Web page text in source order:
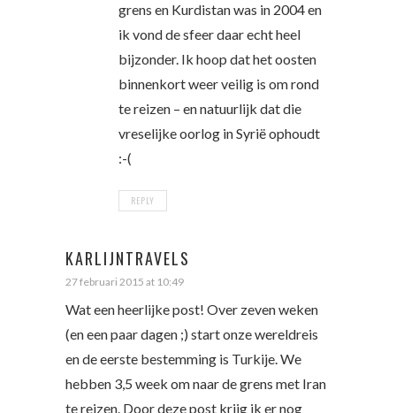
grens en Kurdistan was in 2004 en
ik vond de sfeer daar echt heel
bijzonder. Ik hoop dat het oosten
binnenkort weer veilig is om rond
te reizen – en natuurlijk dat die
vreselijke oorlog in Syrië ophoudt
:-(
REPLY
KARLIJNTRAVELS
27 februari 2015 at 10:49
Wat een heerlijke post! Over zeven weken
(en een paar dagen ;) start onze wereldreis
en de eerste bestemming is Turkije. We
hebben 3,5 week om naar de grens met Iran
te reizen. Door deze post krijg ik er nog